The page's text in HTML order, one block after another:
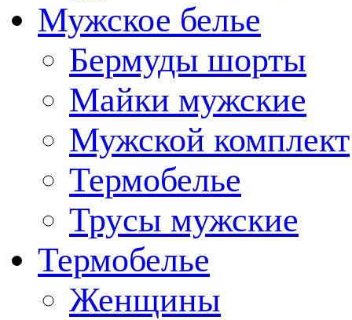
Мужское белье
Бермуды шорты
Майки мужские
Мужской комплект
Термобелье
Трусы мужские
Термобелье
Женщины